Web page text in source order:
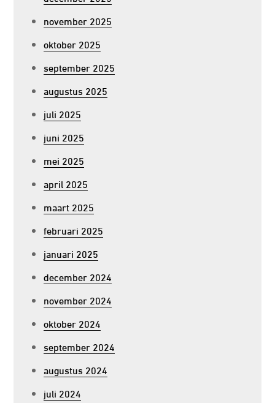
november 2025
oktober 2025
september 2025
augustus 2025
juli 2025
juni 2025
mei 2025
april 2025
maart 2025
februari 2025
januari 2025
december 2024
november 2024
oktober 2024
september 2024
augustus 2024
juli 2024